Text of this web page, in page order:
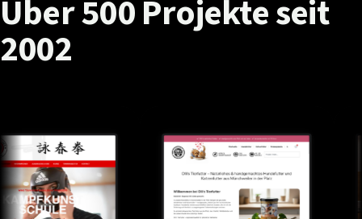
Über500Projekteseit
2002